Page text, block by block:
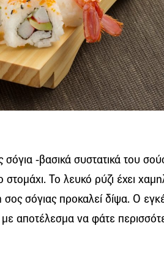
-βασικά συστατικά του
στομάχι. Το λευκό ρύζι έχει
σος σόγιας προκαλεί δίψα. Ο
αποτέλεσμα να φάτε